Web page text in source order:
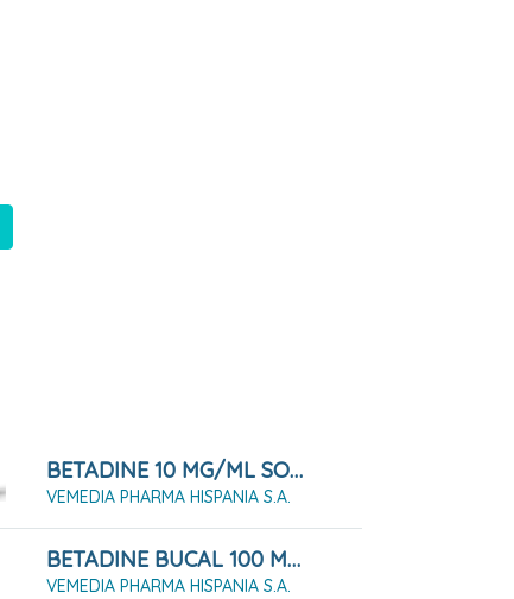
BETADINE 10 MG/ML SOLUCION PARA ENJUAGUE BUCAL
VEMEDIA PHARMA HISPANIA S.A.
BETADINE BUCAL 100 MG/ML SOLUCIÓN BUCAL 125 ML
VEMEDIA PHARMA HISPANIA S.A.